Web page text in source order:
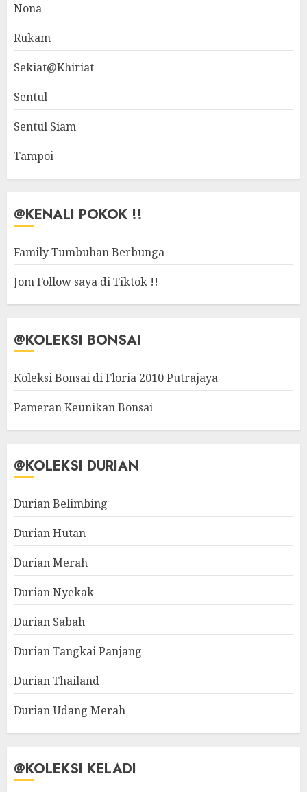
Nona
Rukam
Sekiat@Khiriat
Sentul
Sentul Siam
Tampoi
@KENALI POKOK !!
Family Tumbuhan Berbunga
Jom Follow saya di Tiktok !!
@KOLEKSI BONSAI
Koleksi Bonsai di Floria 2010 Putrajaya
Pameran Keunikan Bonsai
@KOLEKSI DURIAN
Durian Belimbing
Durian Hutan
Durian Merah
Durian Nyekak
Durian Sabah
Durian Tangkai Panjang
Durian Thailand
Durian Udang Merah
@KOLEKSI KELADI